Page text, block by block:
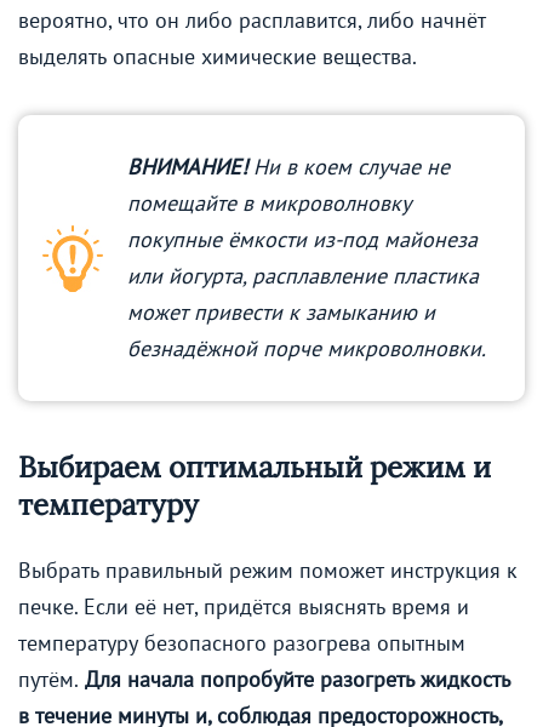
вероятно, что он либо расплавится, либо начнёт
выделять опасные химические вещества.
ВНИМАНИЕ!Ни в коем случае не
помещайте в микроволновку
покупные ёмкости из-под майонеза
или йогурта, расплавление пластика
может привести к замыканию и
безнадёжной порче микроволновки.
Выбираем оптимальный режим и
температуру
Выбрать правильный режим поможет инструкция к
печке. Если её нет, придётся выяснять время и
температуру безопасного разогрева опытным
путём. Для начала попробуйте разогреть жидкость
в течение минуты и, соблюдая предосторожность,